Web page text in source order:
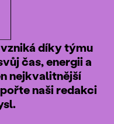
díky týmu
čas, energii a
nejkvalitnější
naši redakci